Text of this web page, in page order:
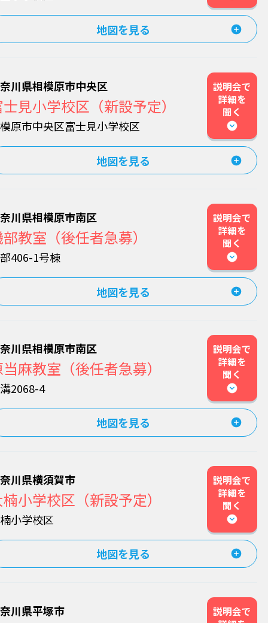
地図を見る
川県相模原市中央区
見小学校区（新設予定）
原市中央区富士見小学校区
説明会で
詳細を
聞く
地図を見る
川県相模原市南区
教室（後任者急募）
406-1号棟
説明会で
詳細を
聞く
地図を見る
川県相模原市南区
麻教室（後任者急募）
2068-4
説明会で
詳細を
聞く
地図を見る
川県横須賀市
小学校区（新設予定）
小学校区
説明会で
詳細を
聞く
地図を見る
川県平塚市
説明会で